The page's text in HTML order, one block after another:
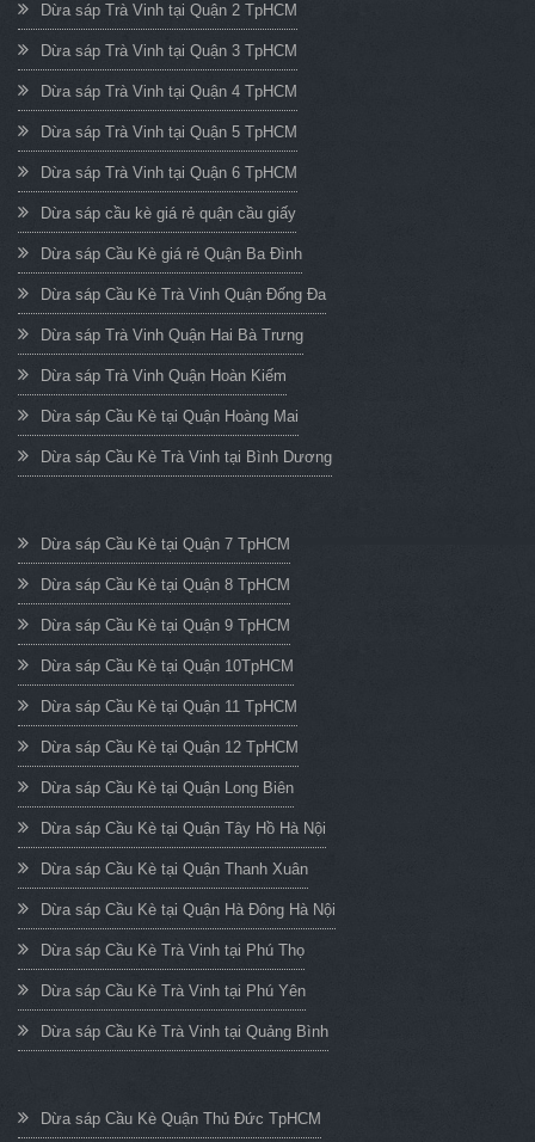
Dừa sáp Trà Vinh tại Quận 2 TpHCM
Dừa sáp Trà Vinh tại Quận 3 TpHCM
Dừa sáp Trà Vinh tại Quận 4 TpHCM
Dừa sáp Trà Vinh tại Quận 5 TpHCM
Dừa sáp Trà Vinh tại Quận 6 TpHCM
Dừa sáp cầu kè giá rẻ quận cầu giấy
Dừa sáp Cầu Kè giá rẻ Quận Ba Đình
Dừa sáp Cầu Kè Trà Vinh Quận Đống Đa
Dừa sáp Trà Vinh Quận Hai Bà Trưng
Dừa sáp Trà Vinh Quận Hoàn Kiếm
Dừa sáp Cầu Kè tại Quận Hoàng Mai
Dừa sáp Cầu Kè Trà Vinh tại Bình Dương
Dừa sáp Cầu Kè tại Quận 7 TpHCM
Dừa sáp Cầu Kè tại Quận 8 TpHCM
Dừa sáp Cầu Kè tại Quận 9 TpHCM
Dừa sáp Cầu Kè tại Quận 10TpHCM
Dừa sáp Cầu Kè tại Quận 11 TpHCM
Dừa sáp Cầu Kè tại Quận 12 TpHCM
Dừa sáp Cầu Kè tại Quận Long Biên
Dừa sáp Cầu Kè tại Quận Tây Hồ Hà Nội
Dừa sáp Cầu Kè tại Quận Thanh Xuân
Dừa sáp Cầu Kè tại Quận Hà Đông Hà Nội
Dừa sáp Cầu Kè Trà Vinh tại Phú Thọ
Dừa sáp Cầu Kè Trà Vinh tại Phú Yên
Dừa sáp Cầu Kè Trà Vinh tại Quảng Bình
Dừa sáp Cầu Kè Quận Thủ Đức TpHCM